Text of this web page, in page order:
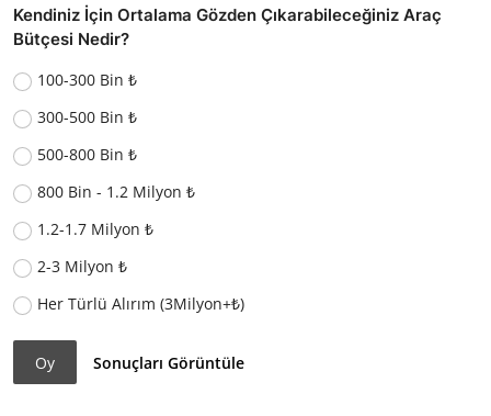
Kendiniz İçin Ortalama Gözden Çıkarabileceğiniz Araç
Bütçesi Nedir?
100-300 Bin ₺
300-500 Bin ₺
500-800 Bin ₺
800 Bin - 1.2 Milyon ₺
1.2-1.7 Milyon ₺
2-3 Milyon ₺
Her Türlü Alırım (3Milyon+₺)
Oy Sonuçları Görüntüle